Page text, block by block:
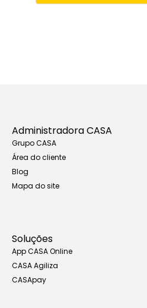
Administradora CASA
Grupo CASA
Área do cliente
Blog
Mapa do site
Soluções
App CASA Online
CASA Agiliza
CASApay